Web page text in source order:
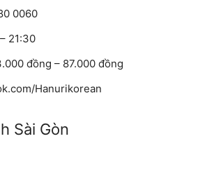
0060
21:30
đồng – 87.000 đồng
Hanurikorean
Sài Gòn